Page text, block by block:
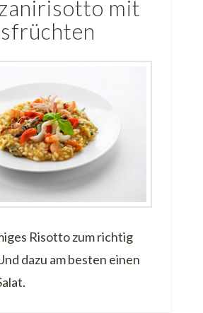
mit
Risotto zum richtig
dazu am besten einen